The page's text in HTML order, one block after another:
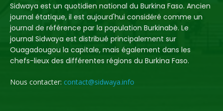
Sidwaya est un quotidien national du Burkina Faso. Ancien
journal étatique, il est aujourd'hui considéré comme un
journal de référence par la population Burkinabè. Le
journal Sidwaya est distribué principalement sur
Ouagadougou la capitale, mais également dans les
chefs-lieux des différentes régions du Burkina Faso.
Nous contacter: contact@sidwaya.info